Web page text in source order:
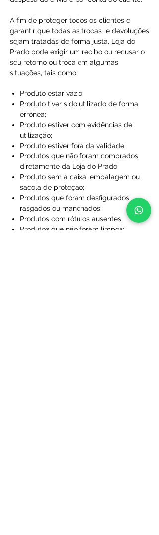
A fim de proteger todos os clientes e
garantir que todas as trocas e devoluções
sejam tratadas de forma justa, Loja do
Prado pode exigir um recibo ou recusar o
seu retorno ou troca em algumas
situações, tais como:
Produto estar vazio;
Produto tiver sido utilizado de forma
errônea;
Produto estiver com evidências de
utilização;
Produto estiver fora da validade;
Produtos que não foram comprados
diretamente da Loja do Prado;
Produto sem a caixa, embalagem ou
sacola de proteção;
Produtos que foram desfigurados,
rasgados ou manchados;
Produtos com rótulos ausentes;
Produtos que não foram limpos;